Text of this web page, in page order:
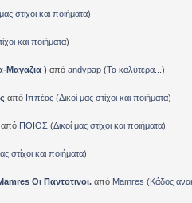
στίχοι και ποιήματα)
και ποιήματα)
Μαγαζια ) από andypap(Τα καλύτερα... )
από Ιππέας(Δικοί μας στίχοι και ποιήματα)
ΠΟΙΟΣ (Δικοί μας στίχοι και ποιήματα)
στίχοι και ποιήματα)
Οι Παντοτινοι.από Mamres (Κάδος